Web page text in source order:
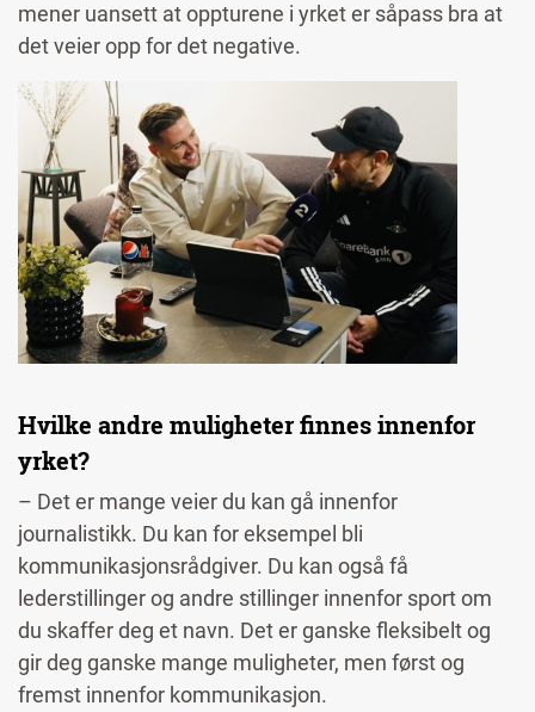
mener uansett at oppturene i yrket er såpass bra at
det veier opp for det negative.
Image
Hvilke andre muligheter finnes innenfor
yrket?
– Det er mange veier du kan gå innenfor
journalistikk. Du kan for eksempel bli
kommunikasjonsrådgiver. Du kan også få
lederstillinger og andre stillinger innenfor sport om
du skaffer deg et navn. Det er ganske fleksibelt og
gir deg ganske mange muligheter, men først og
fremst innenfor kommunikasjon.